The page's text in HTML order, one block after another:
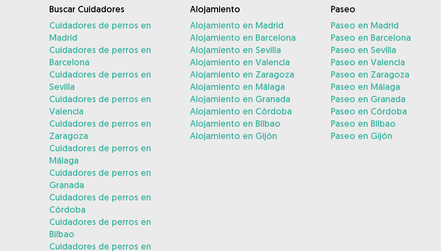
Buscar Cuidadores
Cuidadores de perros en
Madrid
Cuidadores de perros en
Barcelona
Cuidadores de perros en
Sevilla
Cuidadores de perros en
Valencia
Cuidadores de perros en
Zaragoza
Cuidadores de perros en
Málaga
Cuidadores de perros en
Granada
Cuidadores de perros en
Córdoba
Cuidadores de perros en
Bilbao
Cuidadores de perros en
Alojamiento
Alojamiento en Madrid
Alojamiento en Barcelona
Alojamiento en Sevilla
Alojamiento en Valencia
Alojamiento en Zaragoza
Alojamiento en Málaga
Alojamiento en Granada
Alojamiento en Córdoba
Alojamiento en Bilbao
Alojamiento en Gijón
Paseo
Paseo en Madrid
Paseo en Barcelona
Paseo en Sevilla
Paseo en Valencia
Paseo en Zaragoza
Paseo en Málaga
Paseo en Granada
Paseo en Córdoba
Paseo en Bilbao
Paseo en Gijón